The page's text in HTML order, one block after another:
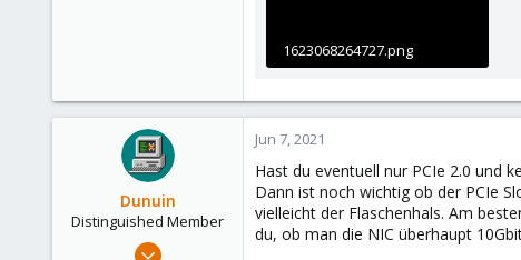
1623068264727.png
Dunuin
Distinguished Member
Jun 30, 2020
Jun 7, 2021
Hast du eventuell nur PCIe 2.0 und
Dann ist noch wichtig ob der PCIe
vielleicht der Flaschenhals. Am
du, ob man die NIC überhaupt